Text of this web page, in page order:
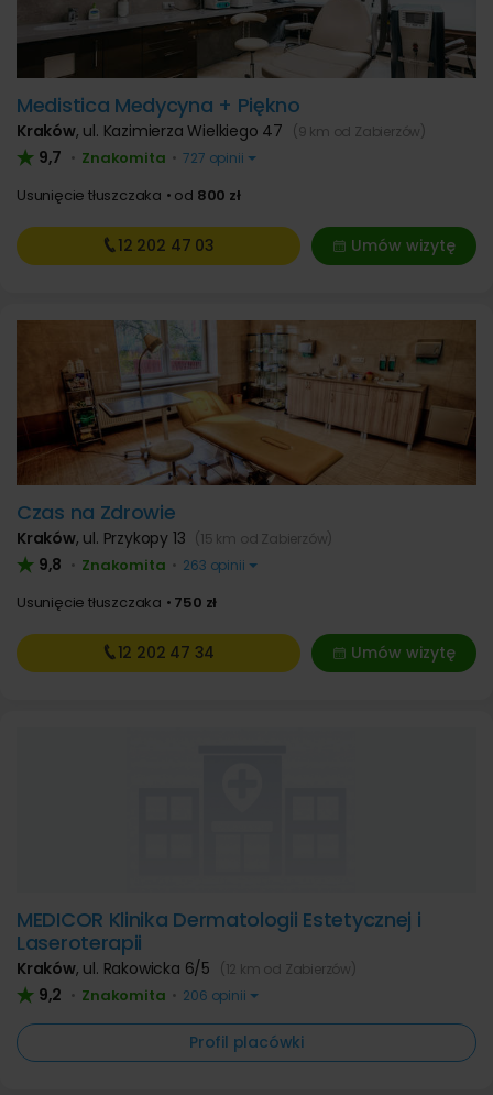
Medistica Medycyna + Piękno
Kraków, ul. Kazimierza Wielkiego 47 (9 km od Zabierzów)
9,7 • Znakomita • 727 opinii
Usunięcie tłuszczaka od 800 zł
Umów wizytę
12 202 47 03
Czas na Zdrowie
Kraków, ul. Przykopy 13 (15 km od Zabierzów)
9,8 • Znakomita • 263 opinii
Usunięcie tłuszczaka 750 zł
Umów wizytę
12 202 47 34
MEDICOR Klinika Dermatologii Estetycznej i
Laseroterapii
Kraków, ul. Rakowicka 6/5 (12 km od Zabierzów)
9,2 • Znakomita • 206 opinii
Profil placówki